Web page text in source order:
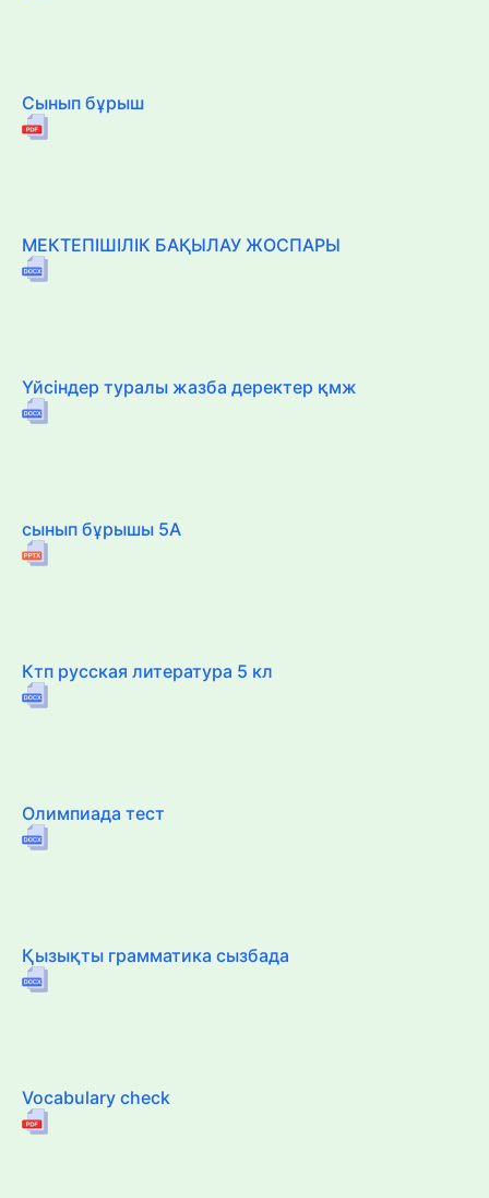
Сынып бұрыш
МЕКТЕПІШІЛІК БАҚЫЛАУ ЖОСПАРЫ
Үйсіндер туралы жазба деректер қмж
сынып бұрышы 5А
Ктп русская литература 5 кл
Олимпиада тест
Қызықты грамматика сызбада
Vocabulary check